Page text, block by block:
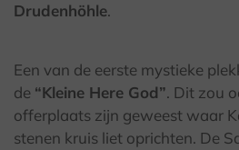
Drudenhöhle.
Een van de eerste mystieke
de “Kleine Here God”. Dit zou
offerplaats zijn geweest waar
stenen kruis liet oprichten. De